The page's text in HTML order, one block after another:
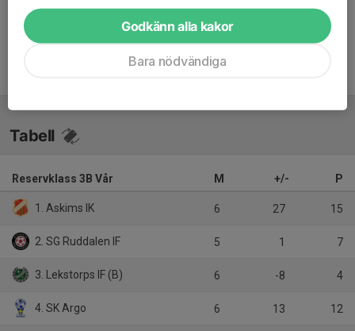
Inget referat skrivet
Tabell
Reservklass 3B Vår M +/- P
1. Askims IK 6 27 15
2. SG Ruddalen IF 5 1 7
3. Lekstorps IF (B) 6 -8 4
4. SK Argo 6 13 12
Godkänn alla kakor
Bara nödvändiga